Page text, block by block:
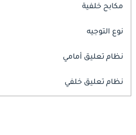
مكابح خلفية
نوع التوجيه
نظام تعليق أمامي
نظام تعليق خلفي